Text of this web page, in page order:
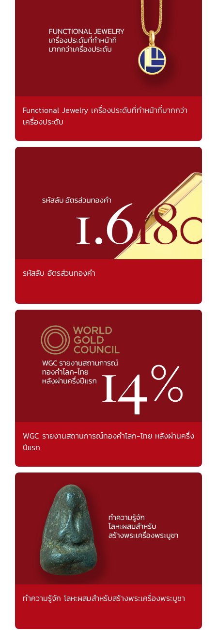
Functional Jewelry เครื่องประดับที่ทำหน้าที่มากกว่า
เครื่องประดับ
รหัสลับ อัตรส่วนทองคำ
WGC รายงานสถานการณ์ทองคำโลก-ไทย หลังผ่านครึ่ง
ปีแรก
ทำความรู้จัก โลหะผสมสำหรับสร้างพระเครื่องพระบูชา